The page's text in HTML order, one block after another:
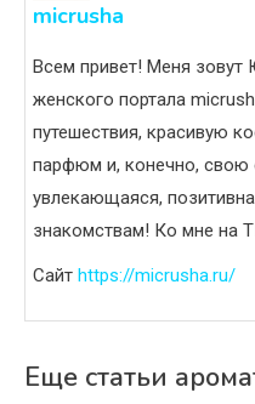
micrusha
Всем привет! Меня зовут
женского портала
путешествия, красивую
парфюм и, конечно, свою
увлекающаяся,
знакомствам! Ко мне на
Сайт https://micrusha.ru/
Еще статьи